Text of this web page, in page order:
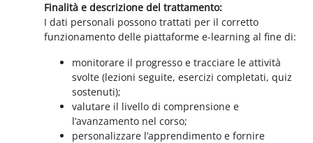
Finalità e descrizione del trattamento:
I dati personali possono trattati per il corretto
funzionamento delle piattaforme e-learning al fine di:
monitorare il progresso e tracciare le attività
svolte (lezioni seguite, esercizi completati, quiz
sostenuti);
valutare il livello di comprensione e
l’avanzamento nel corso;
personalizzare l’apprendimento e fornire